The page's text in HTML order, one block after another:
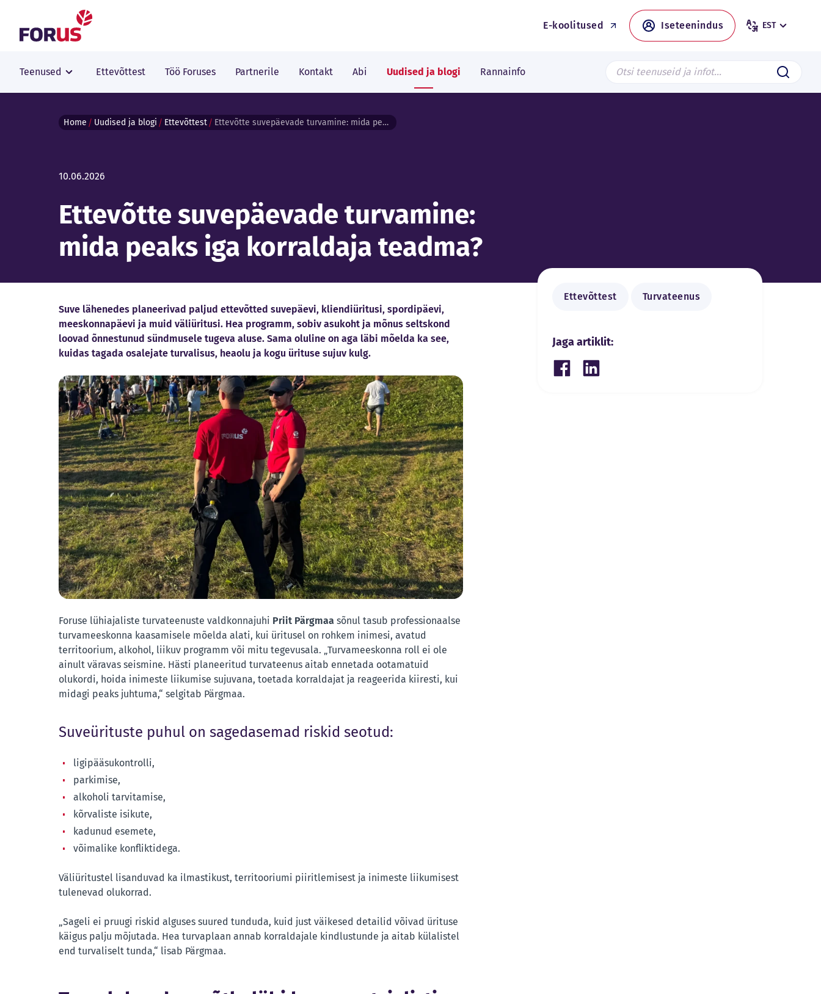
E-koolitused Iseteenindus EST
Teenused Ettevõttest Töö Foruses Partnerile Kontakt Abi Uudised ja blogi Rannainfo Search from page Saada
Home Uudised ja blogi Ettevõttest Ettevõtte suvepäevade turvamine: mida peaks iga korraldaja teadma?
10.06.2026
Ettevõtte suvepäevade turvamine:
mida peaks iga korraldaja teadma?
Suve lähenedes planeerivad paljud ettevõtted suvepäevi, kliendiüritusi, spordipäevi,
meeskonnapäevi ja muid väliüritusi. Hea programm, sobiv asukoht ja mõnus seltskond
loovad õnnestunud sündmusele tugeva aluse. Sama oluline on aga läbi mõelda ka see,
kuidas tagada osalejate turvalisus, heaolu ja kogu ürituse sujuv kulg.
Foruse lühiajaliste turvateenuste valdkonnajuhi Priit Pärgmaa sõnul tasub professionaalse
turvameeskonna kaasamisele mõelda alati, kui üritusel on rohkem inimesi, avatud
territoorium, alkohol, liikuv programm või mitu tegevusala. „Turvameeskonna roll ei ole
ainult väravas seismine. Hästi planeeritud turvateenus aitab ennetada ootamatuid
olukordi, hoida inimeste liikumise sujuvana, toetada korraldajat ja reageerida kiiresti, kui
midagi peaks juhtuma,“ selgitab Pärgmaa.
Suveürituste puhul on sagedasemad riskid seotud:
ligipääsukontrolli,
parkimise,
alkoholi tarvitamise,
kõrvaliste isikute,
kadunud esemete,
võimalike konfliktidega.
Väliüritustel lisanduvad ka ilmastikust, territooriumi piiritlemisest ja inimeste liikumisest
tulenevad olukorrad.
„Sageli ei pruugi riskid alguses suured tunduda, kuid just väikesed detailid võivad ürituse
käigus palju mõjutada. Hea turvaplaan annab korraldajale kindlustunde ja aitab külalistel
end turvaliselt tunda,“ lisab Pärgmaa.
Ettevõttest Turvateenus
Jaga artiklit:
Share on Facebook
Share on LinkedIn